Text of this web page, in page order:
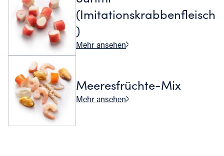
(Imitationskrabbenfleisch
)
Mehr ansehen
Meeresfrüchte-Mix
Mehr ansehen